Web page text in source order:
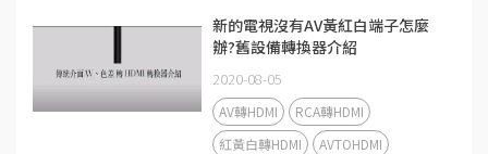
新的電視沒有AV黃紅白端子怎麼
辦?舊設備轉換器介紹
2020-08-05
AV轉HDMI
RCA轉HDMI
紅黃白轉HDMI
AVTOHDMI